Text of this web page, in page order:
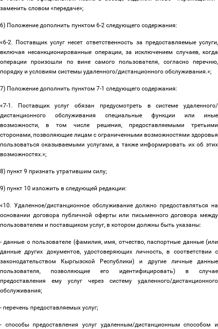
заменить словом «передаче»;
6) Положение дополнить пунктом 6-2 следующего содержания:
«6-2. Поставщик услуг несет ответственность за предоставляемые услуги,
включая несанкционированные операции, за исключением случаев, когда
операции произошли по вине самого пользователя, согласно перечню,
порядку и условиям системы удаленного/дистанционного обслуживания.»;
7) Положение дополнить пунктом 7-1 следующего содержания:
«7-1. Поставщик услуг обязан предусмотреть в системе удаленного/
дистанционного обслуживания специальные функции или иные
возможности, в том числе решения, предоставляемыми третьими
сторонами, позволяющие лицам с ограниченными возможностями здоровья
пользоваться оказываемыми услугами, а также информировать их об этих
возможностях.»;
8) пункт 9 признать утратившим силу;
9) пункт 10 изложить в следующей редакции:
«10. Удаленное/дистанционное обслуживание должно предоставляться на
основании договора публичной оферты или письменного договора между
пользователем и поставщиком услуг, в котором должны быть указаны:
- данные о пользователе (фамилия, имя, отчество, паспортные данные (или
данные других документов, удостоверяющих личность, в соответствии с
законодательством Кыргызской Республики) и другие личные данные
пользователя, позволяющие его идентифицировать) в случае
предоставления ему услуг через систему удаленного/дистанционного
обслуживания;
- перечень предоставляемых услуг;
- способы предоставления услуг удаленным/дистанционным способом и